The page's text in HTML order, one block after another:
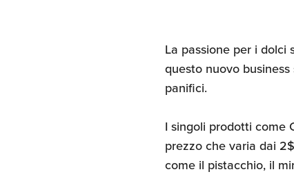
La passione per i
questo nuovo
panifici.
I singoli prodotti come
prezzo che varia dai
come il pistacchio, il